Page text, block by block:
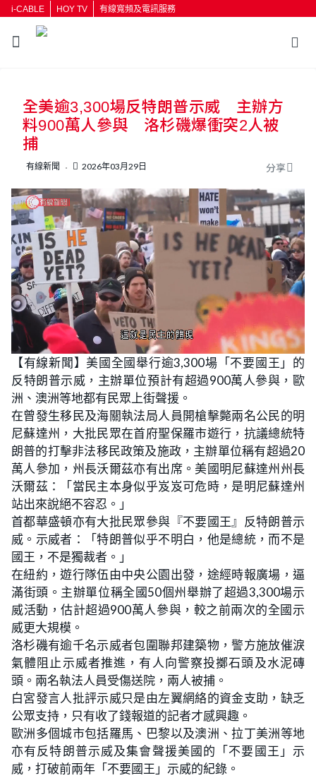
i-CABLE HOY TV 有線寬頻及電訊服務
按輸入鍵開始搜尋
全美逾3,300場反特朗普示威 主辦方
料900萬人參與 洛杉磯爆衝突2人被
捕
有線新聞 2026年03月29日 分享
U
n
m
u
t
e
L
o
a
d
e
d
:
2
0
.
6
1
%
【有線新聞】美國全國舉行逾3,300場「不要國王」的
反特朗普示威，主辦單位預計有超過900萬人參與，歐
洲、澳洲等地都有民眾上街聲援。
在曾發生移民及海關執法局人員開槍擊斃兩名公民的明
尼蘇達州，大批民眾在首府聖保羅市遊行，抗議總統特
朗普的打擊非法移民政策及施政，主辦單位稱有超過20
萬人參加，州長沃爾茲亦有出席。美國明尼蘇達州州長
沃爾茲：「當民主本身似乎岌岌可危時，是明尼蘇達州
站出來說絕不容忍。」
首都華盛頓亦有大批民眾參與『不要國王』反特朗普示
威。示威者：「特朗普似乎不明白，他是總統，而不是
國王，不是獨裁者。」
在紐約，遊行隊伍由中央公園出發，途經時報廣場，逼
滿街頭。主辦單位稱全國50個州舉辦了超過3,300場示
威活動，估計超過900萬人參與，較之前兩次的全國示
威更大規模。
洛杉磯有逾千名示威者包圍聯邦建築物，警方施放催淚
氣體阻止示威者推進，有人向警察投擲石頭及水泥磚
頭。兩名執法人員受傷送院，兩人被捕。
白宮發言人批評示威只是由左翼網絡的資金支助，缺乏
公眾支持，只有收了錢報道的記者才感興趣。
歐洲多個城市包括羅馬、巴黎以及澳洲、拉丁美洲等地
亦有反特朗普示威及集會聲援美國的「不要國王」示
威，打破前兩年「不要國王」示威的紀錄。